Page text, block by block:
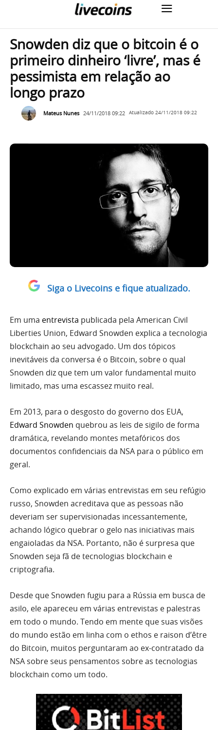
Snowden diz que o bitcoin é o
primeiro dinheiro ‘livre’, mas é
pessimista em relação ao
longo prazo
Mateus Nunes 24/11/2018 09:22 Atualizado 24/11/2018 09:22
Siga o Livecoins e fique atualizado.
Em uma entrevista publicada pela American Civil
Liberties Union, Edward Snowden explica a tecnologia
blockchain ao seu advogado. Um dos tópicos
inevitáveis ​​da conversa é o Bitcoin, sobre o qual
Snowden diz que tem um valor fundamental muito
limitado, mas uma escassez muito real.
Em 2013, para o desgosto do governo dos EUA,
Edward Snowden quebrou as leis de sigilo de forma
dramática, revelando montes metafóricos dos
documentos confidenciais da NSA para o público em
geral.
Como explicado em várias entrevistas em seu refúgio
russo, Snowden acreditava que as pessoas não
deveriam ser supervisionadas incessantemente,
achando lógico quebrar o gelo nas iniciativas mais
engaioladas da NSA. Portanto, não é surpresa que
Snowden seja fã de tecnologias blockchain e
criptografia.
Desde que Snowden fugiu para a Rússia em busca de
asilo, ele apareceu em várias entrevistas e palestras
em todo o mundo. Tendo em mente que suas visões
do mundo estão em linha com o ethos e raison d’être
do Bitcoin, muitos perguntaram ao ex-contratado da
NSA sobre seus pensamentos sobre as tecnologias
blockchain como um todo.